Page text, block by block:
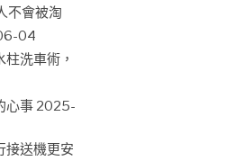
不會被淘
04
洗車術，
心事 2025-
接送機更安